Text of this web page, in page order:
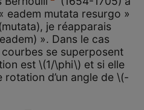
eadem mutata resurgo »
je réapparais
». Dans le cas
courbes se superposent
est \(1/\phi\) et si elle
rotation d’un angle de \(-